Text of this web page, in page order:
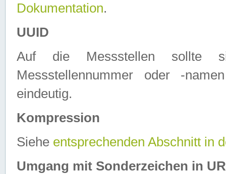
Dokumentation.
UUID
Auf die Messstellen sollte
Messstellennummer oder -
eindeutig.
Kompression
Siehe entsprechenden Abschnitt in
Umgang mit Sonderzeichen in